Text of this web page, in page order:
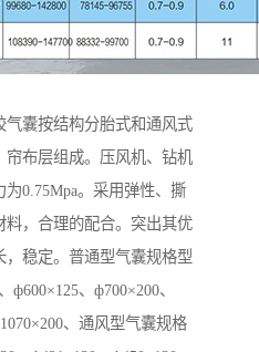
气囊按结构分胎式和通风式
帘布层组成。压风机、钻机
0.75Mpa。采用弹性、撕
，合理的配合。突出其优
稳定。普通型气囊规格型
ф600×125、ф700×200、
、通风型气囊规格